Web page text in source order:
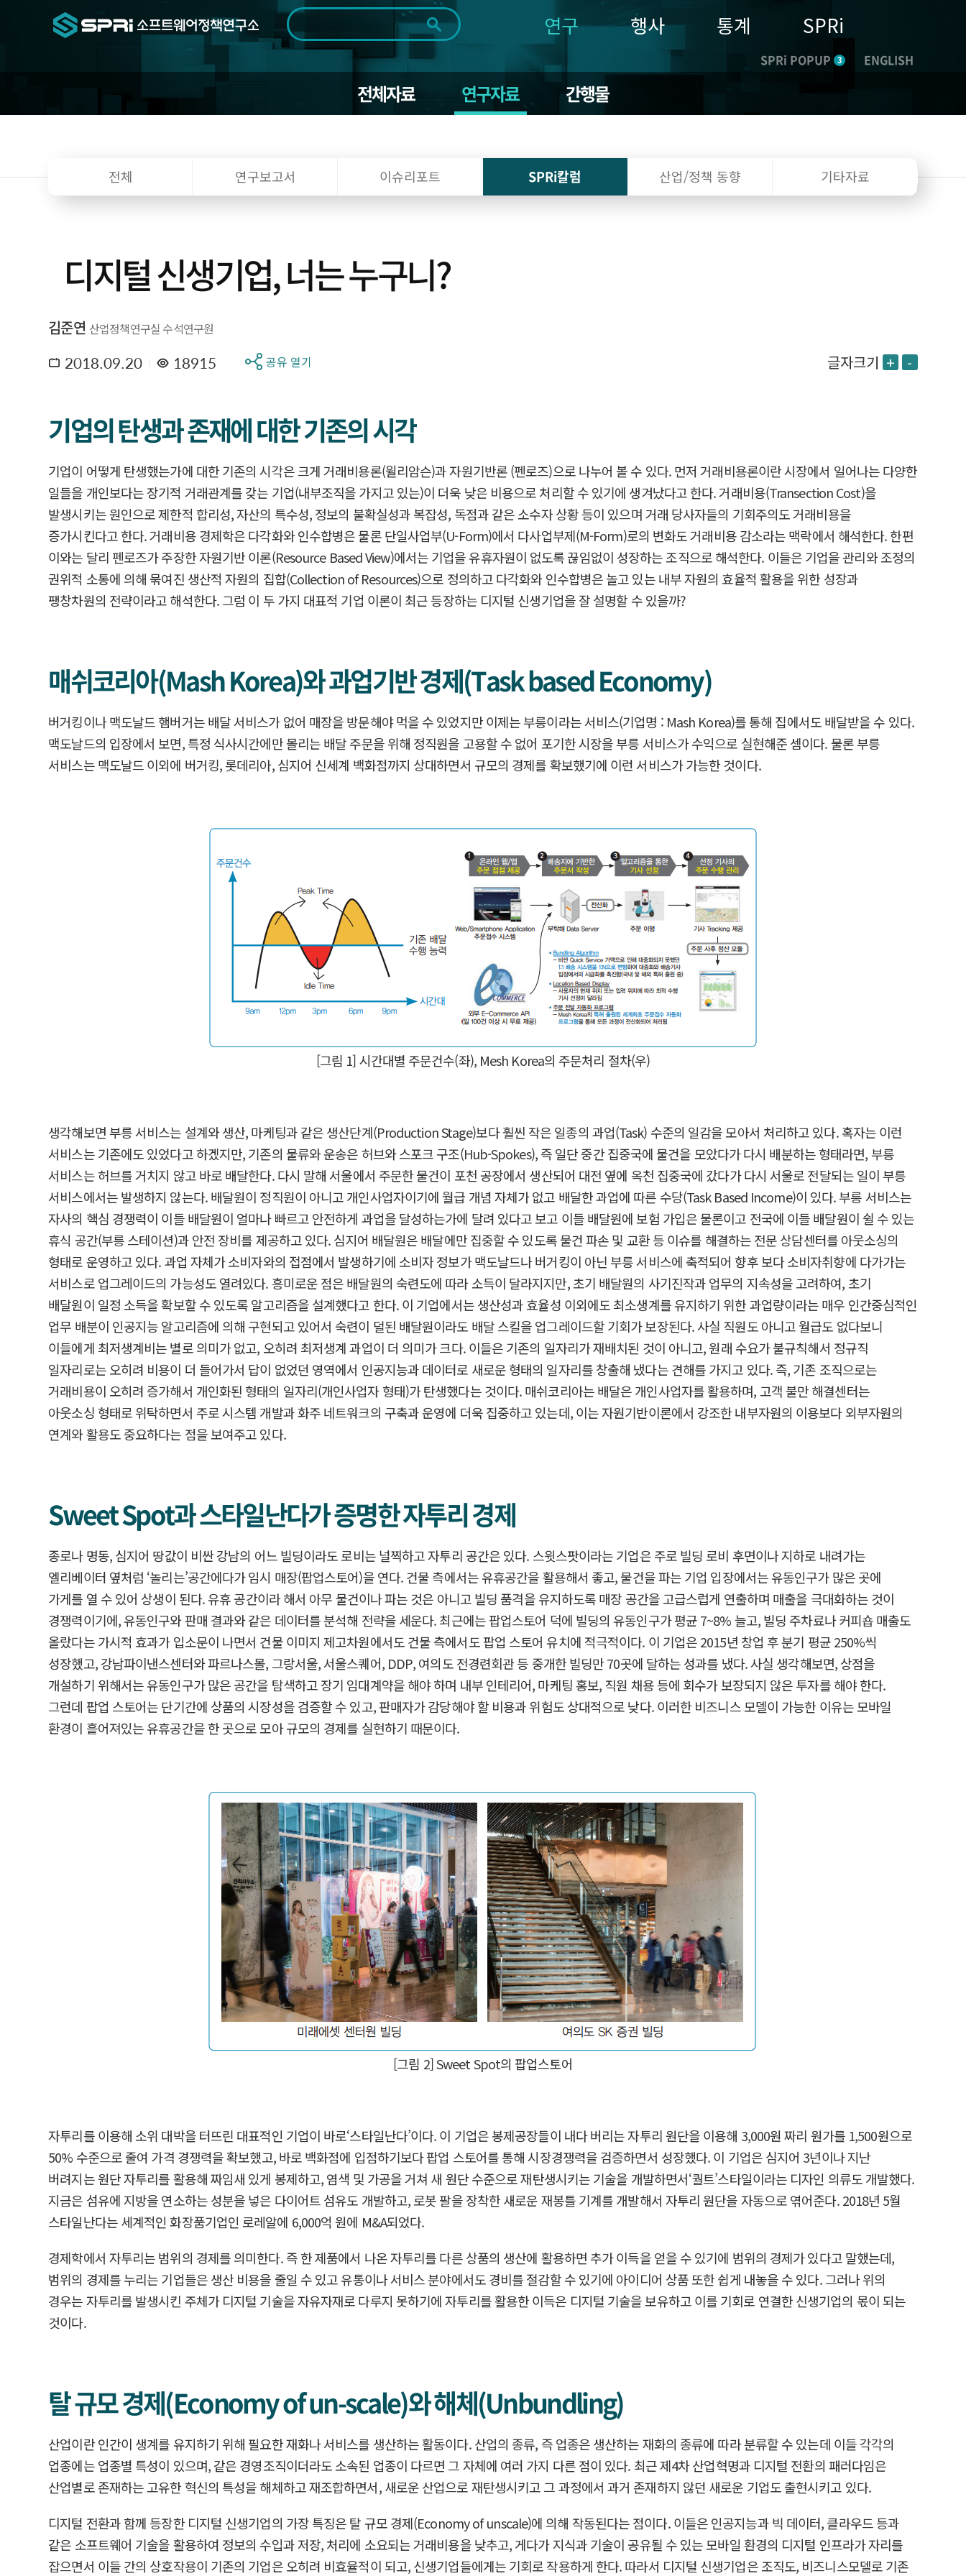
검색범위 전체
기간 전체 1일 1주 1개월 3개월 1년
~
연구 행사 통계 SPRi
SPRi POPUP 3 ENGLISH
전체자료 연구자료 간행물
전체 연구보고서 이슈리포트 SPRi칼럼 산업/정책 동향 기타자료
디지털 신생기업, 너는 누구니?
김준연 산업정책연구실 수석연구원
2018.09.20 18915 공유 열기 글자크기 + -
기업의 탄생과 존재에 대한 기존의 시각
기업이 어떻게 탄생했는가에 대한 기존의 시각은 크게 거래비용론(윌리암슨)과 자원기반론 (펜로즈)으로 나누어 볼 수 있다. 먼저 거래비용론이란 시장에서 일어나는 다양한
일들을 개인보다는 장기적 거래관계를 갖는 기업(내부조직을 가지고 있는)이 더욱 낮은 비용으로 처리할 수 있기에 생겨났다고 한다. 거래비용(Transection Cost)을
발생시키는 원인으로 제한적 합리성, 자산의 특수성, 정보의 불확실성과 복잡성, 독점과 같은 소수자 상황 등이 있으며 거래 당사자들의 기회주의도 거래비용을
증가시킨다고 한다. 거래비용 경제학은 다각화와 인수합병은 물론 단일사업부(U-Form)에서 다사업부제(M-Form)로의 변화도 거래비용 감소라는 맥락에서 해석한다. 한편
이와는 달리 펜로즈가 주장한 자원기반 이론(Resource Based View)에서는 기업을 유휴자원이 없도록 끊임없이 성장하는 조직으로 해석한다. 이들은 기업을 관리와 조정의
권위적 소통에 의해 묶여진 생산적 자원의 집합(Collection of Resources)으로 정의하고 다각화와 인수합병은 놀고 있는 내부 자원의 효율적 활용을 위한 성장과
팽창차원의 전략이라고 해석한다. 그럼 이 두 가지 대표적 기업 이론이 최근 등장하는 디지털 신생기업을 잘 설명할 수 있을까?
매쉬코리아(Mash Korea)와 과업기반 경제(Task based Economy)
버거킹이나 맥도날드 햄버거는 배달 서비스가 없어 매장을 방문해야 먹을 수 있었지만 이제는 부릉이라는 서비스(기업명 : Mash Korea)를 통해 집에서도 배달받을 수 있다.
맥도날드의 입장에서 보면, 특정 식사시간에만 몰리는 배달 주문을 위해 정직원을 고용할 수 없어 포기한 시장을 부릉 서비스가 수익으로 실현해준 셈이다. 물론 부릉
서비스는 맥도날드 이외에 버거킹, 롯데리아, 심지어 신세계 백화점까지 상대하면서 규모의 경제를 확보했기에 이런 서비스가 가능한 것이다.
[그림 1] 시간대별 주문건수(좌), Mesh Korea의 주문처리 절차(우)
생각해보면 부릉 서비스는 설계와 생산, 마케팅과 같은 생산단계(Production Stage)보다 훨씬 작은 일종의 과업(Task) 수준의 일감을 모아서 처리하고 있다. 혹자는 이런
서비스는 기존에도 있었다고 하겠지만, 기존의 물류와 운송은 허브와 스포크 구조(Hub-Spokes), 즉 일단 중간 집중국에 물건을 모았다가 다시 배분하는 형태라면, 부릉
서비스는 허브를 거치지 않고 바로 배달한다. 다시 말해 서울에서 주문한 물건이 포천 공장에서 생산되어 대전 옆에 옥천 집중국에 갔다가 다시 서울로 전달되는 일이 부릉
서비스에서는 발생하지 않는다. 배달원이 정직원이 아니고 개인사업자이기에 월급 개념 자체가 없고 배달한 과업에 따른 수당(Task Based Income)이 있다. 부릉 서비스는
자사의 핵심 경쟁력이 이들 배달원이 얼마나 빠르고 안전하게 과업을 달성하는가에 달려 있다고 보고 이들 배달원에 보험 가입은 물론이고 전국에 이들 배달원이 쉴 수 있는
휴식 공간(부릉 스테이션)과 안전 장비를 제공하고 있다. 심지어 배달원은 배달에만 집중할 수 있도록 물건 파손 및 교환 등 이슈를 해결하는 전문 상담센터를 아웃소싱의
형태로 운영하고 있다. 과업 자체가 소비자와의 접점에서 발생하기에 소비자 정보가 맥도날드나 버거킹이 아닌 부릉 서비스에 축적되어 향후 보다 소비자취향에 다가가는
서비스로 업그레이드의 가능성도 열려있다. 흥미로운 점은 배달원의 숙련도에 따라 소득이 달라지지만, 초기 배달원의 사기진작과 업무의 지속성을 고려하여, 초기
배달원이 일정 소득을 확보할 수 있도록 알고리즘을 설계했다고 한다. 이 기업에서는 생산성과 효율성 이외에도 최소생계를 유지하기 위한 과업량이라는 매우 인간중심적인
업무 배분이 인공지능 알고리즘에 의해 구현되고 있어서 숙련이 덜된 배달원이라도 배달 스킬을 업그레이드할 기회가 보장된다. 사실 직원도 아니고 월급도 없다보니
이들에게 최저생계비는 별로 의미가 없고, 오히려 최저생계 과업이 더 의미가 크다. 이들은 기존의 일자리가 재배치된 것이 아니고, 원래 수요가 불규칙해서 정규직
일자리로는 오히려 비용이 더 들어가서 답이 없었던 영역에서 인공지능과 데이터로 새로운 형태의 일자리를 창출해 냈다는 견해를 가지고 있다. 즉, 기존 조직으로는
거래비용이 오히려 증가해서 개인화된 형태의 일자리(개인사업자 형태)가 탄생했다는 것이다. 매쉬코리아는 배달은 개인사업자를 활용하며, 고객 불만 해결센터는
아웃소싱 형태로 위탁하면서 주로 시스템 개발과 화주 네트워크의 구축과 운영에 더욱 집중하고 있는데, 이는 자원기반이론에서 강조한 내부자원의 이용보다 외부자원의
연계와 활용도 중요하다는 점을 보여주고 있다.
Sweet Spot과 스타일난다가 증명한 자투리 경제
종로나 명동, 심지어 땅값이 비싼 강남의 어느 빌딩이라도 로비는 널찍하고 자투리 공간은 있다. 스윗스팟이라는 기업은 주로 빌딩 로비 후면이나 지하로 내려가는
엘리베이터 옆처럼 ‘놀리는’공간에다가 임시 매장(팝업스토어)을 연다. 건물 측에서는 유휴공간을 활용해서 좋고, 물건을 파는 기업 입장에서는 유동인구가 많은 곳에
가게를 열 수 있어 상생이 된다. 유휴 공간이라 해서 아무 물건이나 파는 것은 아니고 빌딩 품격을 유지하도록 매장 공간을 고급스럽게 연출하며 매출을 극대화하는 것이
경쟁력이기에, 유동인구와 판매 결과와 같은 데이터를 분석해 전략을 세운다. 최근에는 팝업스토어 덕에 빌딩의 유동인구가 평균 7~8% 늘고, 빌딩 주차료나 커피숍 매출도
올랐다는 가시적 효과가 입소문이 나면서 건물 이미지 제고차원에서도 건물 측에서도 팝업 스토어 유치에 적극적이다. 이 기업은 2015년 창업 후 분기 평균 250%씩
성장했고, 강남파이낸스센터와 파르나스몰, 그랑서울, 서울스퀘어, DDP, 여의도 전경련회관 등 중개한 빌딩만 70곳에 달하는 성과를 냈다. 사실 생각해보면, 상점을
개설하기 위해서는 유동인구가 많은 공간을 탐색하고 장기 임대계약을 해야 하며 내부 인테리어, 마케팅 홍보, 직원 채용 등에 회수가 보장되지 않은 투자를 해야 한다.
그런데 팝업 스토어는 단기간에 상품의 시장성을 검증할 수 있고, 판매자가 감당해야 할 비용과 위험도 상대적으로 낮다. 이러한 비즈니스 모델이 가능한 이유는 모바일
환경이 흩어져있는 유휴공간을 한 곳으로 모아 규모의 경제를 실현하기 때문이다.
[그림 2] Sweet Spot의 팝업스토어
자투리를 이용해 소위 대박을 터뜨린 대표적인 기업이 바로‘스타일난다’이다. 이 기업은 봉제공장들이 내다 버리는 자투리 원단을 이용해 3,000원 짜리 원가를 1,500원으로
50% 수준으로 줄여 가격 경쟁력을 확보했고, 바로 백화점에 입점하기보다 팝업 스토어를 통해 시장경쟁력을 검증하면서 성장했다. 이 기업은 심지어 3년이나 지난
버려지는 원단 자투리를 활용해 짜임새 있게 봉제하고, 염색 및 가공을 거쳐 새 원단 수준으로 재탄생시키는 기술을 개발하면서‘퀄트’스타일이라는 디자인 의류도 개발했다.
지금은 섬유에 지방을 연소하는 성분을 넣은 다이어트 섬유도 개발하고, 로봇 팔을 장착한 새로운 재봉틀 기계를 개발해서 자투리 원단을 자동으로 엮어준다. 2018년 5월
스타일난다는 세계적인 화장품기업인 로레알에 6,000억 원에 M&A되었다.
경제학에서 자투리는 범위의 경제를 의미한다. 즉 한 제품에서 나온 자투리를 다른 상품의 생산에 활용하면 추가 이득을 얻을 수 있기에 범위의 경제가 있다고 말했는데,
범위의 경제를 누리는 기업들은 생산 비용을 줄일 수 있고 유통이나 서비스 분야에서도 경비를 절감할 수 있기에 아이디어 상품 또한 쉽게 내놓을 수 있다. 그러나 위의
경우는 자투리를 발생시킨 주체가 디지털 기술을 자유자재로 다루지 못하기에 자투리를 활용한 이득은 디지털 기술을 보유하고 이를 기회로 연결한 신생기업의 몫이 되는
것이다.
탈 규모 경제(Economy of un-scale)와 해체(Unbundling)
산업이란 인간이 생계를 유지하기 위해 필요한 재화나 서비스를 생산하는 활동이다. 산업의 종류, 즉 업종은 생산하는 재화의 종류에 따라 분류할 수 있는데 이들 각각의
업종에는 업종별 특성이 있으며, 같은 경영조직이더라도 소속된 업종이 다르면 그 자체에 여러 가지 다른 점이 있다. 최근 제4차 산업혁명과 디지털 전환의 패러다임은
산업별로 존재하는 고유한 혁신의 특성을 해체하고 재조합하면서, 새로운 산업으로 재탄생시키고 그 과정에서 과거 존재하지 않던 새로운 기업도 출현시키고 있다.
디지털 전환과 함께 등장한 디지털 신생기업의 가장 특징은 탈 규모 경제(Economy of unscale)에 의해 작동된다는 점이다. 이들은 인공지능과 빅 데이터, 클라우드 등과
같은 소프트웨어 기술을 활용하여 정보의 수입과 저장, 처리에 소요되는 거래비용을 낮추고, 게다가 지식과 기술이 공유될 수 있는 모바일 환경의 디지털 인프라가 자리를
잡으면서 이들 간의 상호작용이 기존의 기업은 오히려 비효율적이 되고, 신생기업들에게는 기회로 작용하게 한다. 따라서 디지털 신생기업은 조직도, 비즈니스모델로 기존